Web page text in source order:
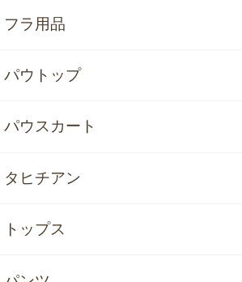
フラ用品
パウトップ
パウスカート
タヒチアン
トップス